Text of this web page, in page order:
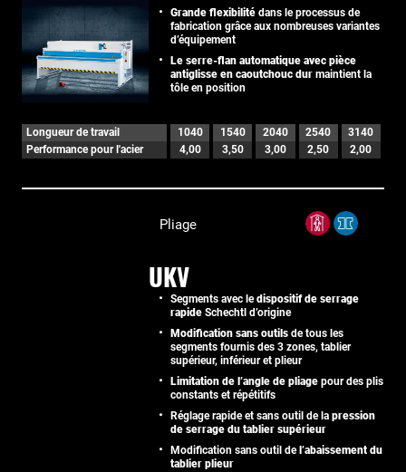
Grande flexibilité dans le processus de
fabrication grâce aux nombreuses variantes
d’équipement
Le serre-flan automatique avec pièce
antiglisse en caoutchouc dur maintient la
tôle en position
Longueur de travail 1040 1540 2040 2540
3140
Performance pour l'acier
4,00 3,50 3,00 2,50 2,00
Pliage
UKV
Segments avec ledispositif de serrage
rapide Schechtl d’origine
Modification sans outils de tous les
segments fournis des 3 zones, tablier
supérieur, inférieur et plieur
Limitation de l’angle de pliage pour des plis
constants et répétitifs
Réglage rapide et sans outil de la pression
de serrage du tablier supérieur
Modification sans outil de l’abaissement du
tablier plieur